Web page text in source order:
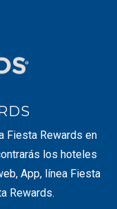
Fiesta Rewards en
los hoteles
App, línea Fiesta
Rewards.